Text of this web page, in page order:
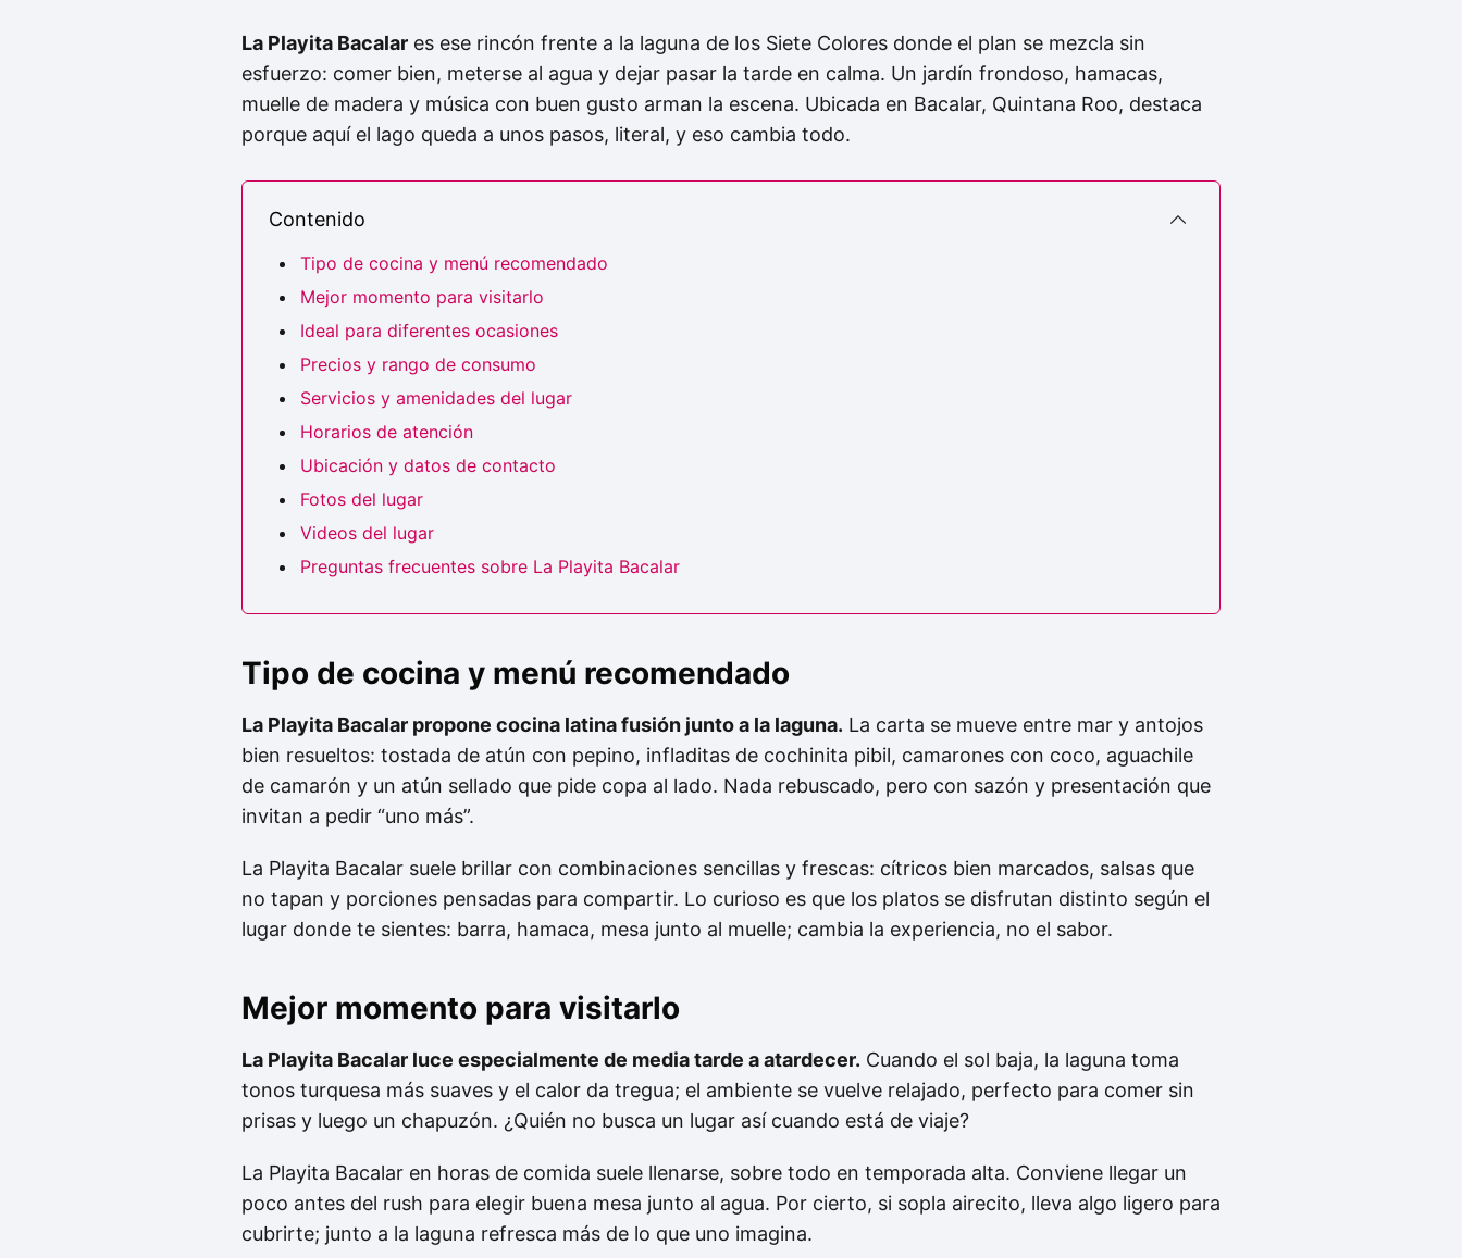
La Playita Bacalar es ese rincón frente a la laguna de los Siete Colores donde el plan se mezcla sin
esfuerzo: comer bien, meterse al agua y dejar pasar la tarde en calma. Un jardín frondoso, hamacas,
muelle de madera y música con buen gusto arman la escena. Ubicada en Bacalar, Quintana Roo, destaca
porque aquí el lago queda a unos pasos, literal, y eso cambia todo.
Contenido
Tipo de cocina y menú recomendado
Mejor momento para visitarlo
Ideal para diferentes ocasiones
Precios y rango de consumo
Servicios y amenidades del lugar
Horarios de atención
Ubicación y datos de contacto
Fotos del lugar
Videos del lugar
Preguntas frecuentes sobre La Playita Bacalar
Tipo de cocina y menú recomendado
La Playita Bacalar propone cocina latina fusión junto a la laguna. La carta se mueve entre mar y antojos
bien resueltos: tostada de atún con pepino, infladitas de cochinita pibil, camarones con coco, aguachile
de camarón y un atún sellado que pide copa al lado. Nada rebuscado, pero con sazón y presentación que
invitan a pedir “uno más”.
La Playita Bacalar suele brillar con combinaciones sencillas y frescas: cítricos bien marcados, salsas que
no tapan y porciones pensadas para compartir. Lo curioso es que los platos se disfrutan distinto según el
lugar donde te sientes: barra, hamaca, mesa junto al muelle; cambia la experiencia, no el sabor.
Mejor momento para visitarlo
La Playita Bacalar luce especialmente de media tarde a atardecer. Cuando el sol baja, la laguna toma
tonos turquesa más suaves y el calor da tregua; el ambiente se vuelve relajado, perfecto para comer sin
prisas y luego un chapuzón. ¿Quién no busca un lugar así cuando está de viaje?
La Playita Bacalar en horas de comida suele llenarse, sobre todo en temporada alta. Conviene llegar un
poco antes del rush para elegir buena mesa junto al agua. Por cierto, si sopla airecito, lleva algo ligero para
cubrirte; junto a la laguna refresca más de lo que uno imagina.